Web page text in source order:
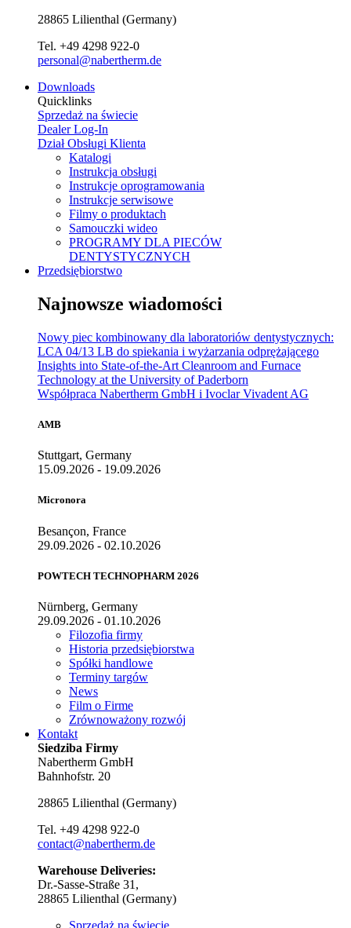
28865 Lilienthal (Germany)
Tel. +49 4298 922-0
personal@nabertherm.de
Downloads
Quicklinks
Sprzedaż na świecie
Dealer Log-In
Dział Obsługi Klienta
Katalogi
Instrukcja obsługi
Instrukcje oprogramowania
Instrukcje serwisowe
Filmy o produktach
Samouczki wideo
PROGRAMY DLA PIECÓW
DENTYSTYCZNYCH
Przedsiębiorstwo
Najnowsze wiadomości
Nowy piec kombinowany dla laboratoriów dentystycznych:
LCA 04/13 LB do spiekania i wyżarzania odprężającego
Insights into State-of-the-Art Cleanroom and Furnace
Technology at the University of Paderborn
Współpraca Nabertherm GmbH i Ivoclar Vivadent AG
AMB
Stuttgart, Germany
15.09.2026 - 19.09.2026
Micronora
Besançon, France
29.09.2026 - 02.10.2026
POWTECH TECHNOPHARM 2026
Nürnberg, Germany
29.09.2026 - 01.10.2026
Filozofia firmy
Historia przedsiębiorstwa
Spółki handlowe
Terminy targów
News
Film o Firme
Zrównoważony rozwój
Kontakt
Siedziba Firmy
Nabertherm GmbH
Bahnhofstr. 20
28865 Lilienthal (Germany)
Tel. +49 4298 922-0
contact@nabertherm.de
Warehouse Deliveries:
Dr.-Sasse-Straße 31,
28865 Lilienthal (Germany)
Sprzedaż na świecie